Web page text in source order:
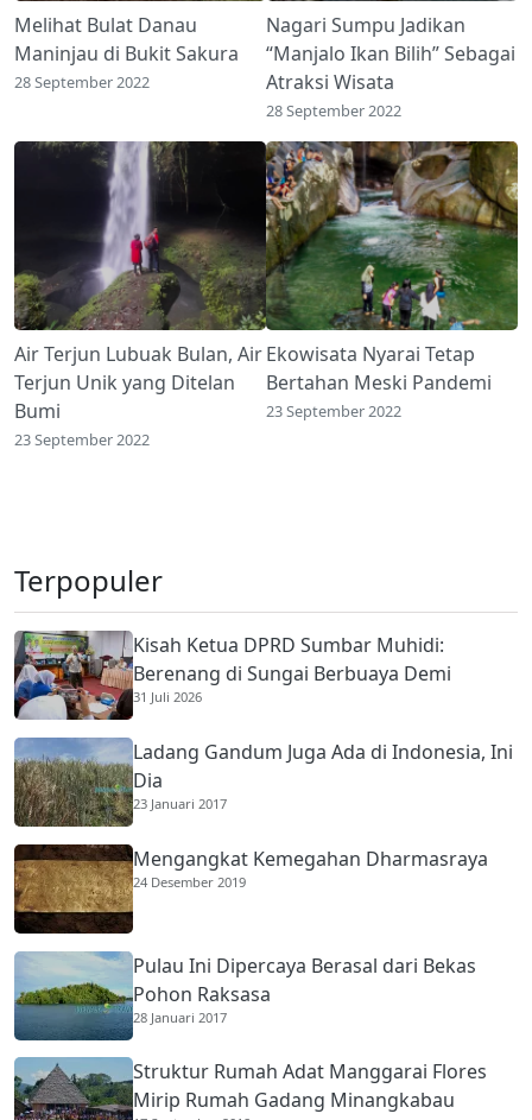
Melihat Bulat Danau
Maninjau di Bukit Sakura
28 September 2022
Nagari Sumpu Jadikan
“Manjalo Ikan Bilih” Sebagai
Atraksi Wisata
28 September 2022
Air Terjun Lubuak Bulan, Air
Terjun Unik yang Ditelan
Bumi
23 September 2022
Ekowisata Nyarai Tetap
Bertahan Meski Pandemi
23 September 2022
Terpopuler
Kisah Ketua DPRD Sumbar Muhidi:
Berenang di Sungai Berbuaya Demi
Membantu Ekonomi Orang Tua
31 Juli 2026
Ladang Gandum Juga Ada di Indonesia, Ini
Dia
23 Januari 2017
Mengangkat Kemegahan Dharmasraya
24 Desember 2019
Pulau Ini Dipercaya Berasal dari Bekas
Pohon Raksasa
28 Januari 2017
Struktur Rumah Adat Manggarai Flores
Mirip Rumah Gadang Minangkabau